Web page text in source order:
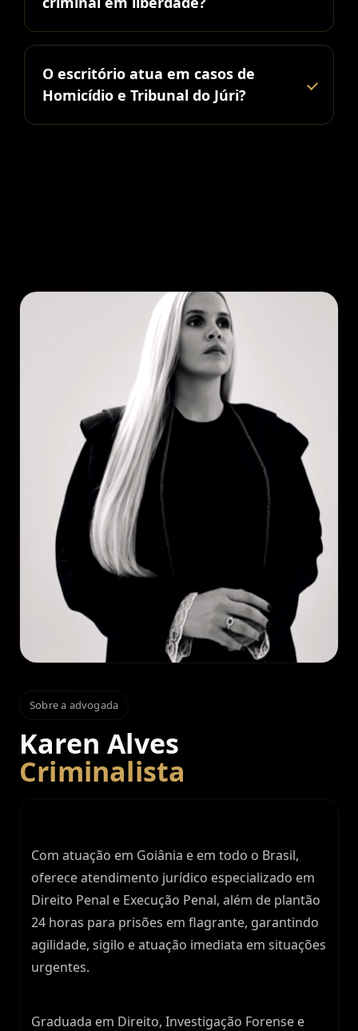
O escritório atua em casos de
Homicídio e Tribunal do Júri?
Sobre a advogada
Karen Alves
Criminalista
Com atuação em Goiânia e em todo o Brasil,
oferece atendimento jurídico especializado em
Direito Penal e Execução Penal, além de plantão
24 horas para prisões em flagrante, garantindo
agilidade, sigilo e atuação imediata em situações
urgentes.
Graduada em Direito, Investigação Forense e